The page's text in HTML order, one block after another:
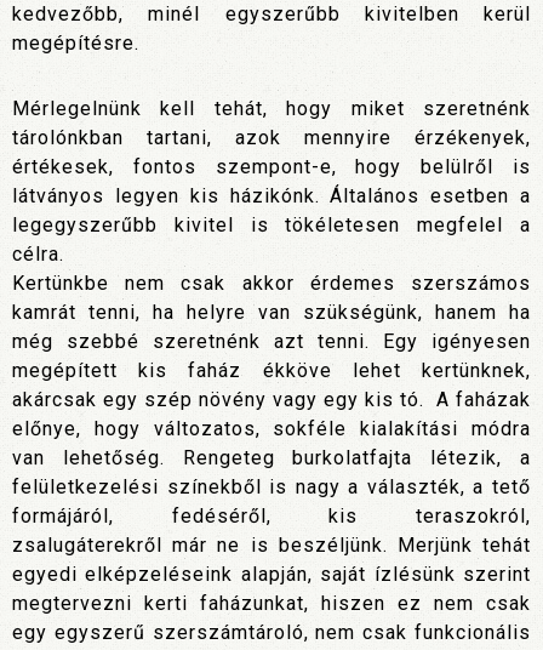
kedvezőbb, minél egyszerűbb kivitelben kerül
megépítésre.
Mérlegelnünk kell tehát, hogy miket szeretnénk
tárolónkban tartani, azok mennyire érzékenyek,
értékesek, fontos szempont-e, hogy belülről is
látványos legyen kis házikónk. Általános esetben a
legegyszerűbb kivitel is tökéletesen megfelel a
célra.
Kertünkbe nem csak akkor érdemes szerszámos
kamrát tenni, ha helyre van szükségünk, hanem ha
még szebbé szeretnénk azt tenni. Egy igényesen
megépített kis faház ékköve lehet kertünknek,
akárcsak egy szép növény vagy egy kis tó. A faházak
előnye, hogy változatos, sokféle kialakítási módra
van lehetőség. Rengeteg burkolatfajta létezik, a
felületkezelési színekből is nagy a választék, a tető
formájáról, fedéséről, kis teraszokról,
zsalugáterekről már ne is beszéljünk. Merjünk tehát
egyedi elképzeléseink alapján, saját ízlésünk szerint
megtervezni kerti faházunkat, hiszen ez nem csak
egy egyszerű szerszámtároló, nem csak funkcionális